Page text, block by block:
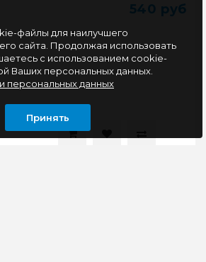
540 руб
файлы для наилучшего
сайта. Продолжая использовать
с использованием cookie-
Ваших персональных данных.
персональных данных
Принять